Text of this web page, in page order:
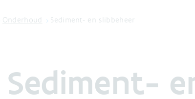
Onderhoud Sediment- en slibbeheer
Sediment-